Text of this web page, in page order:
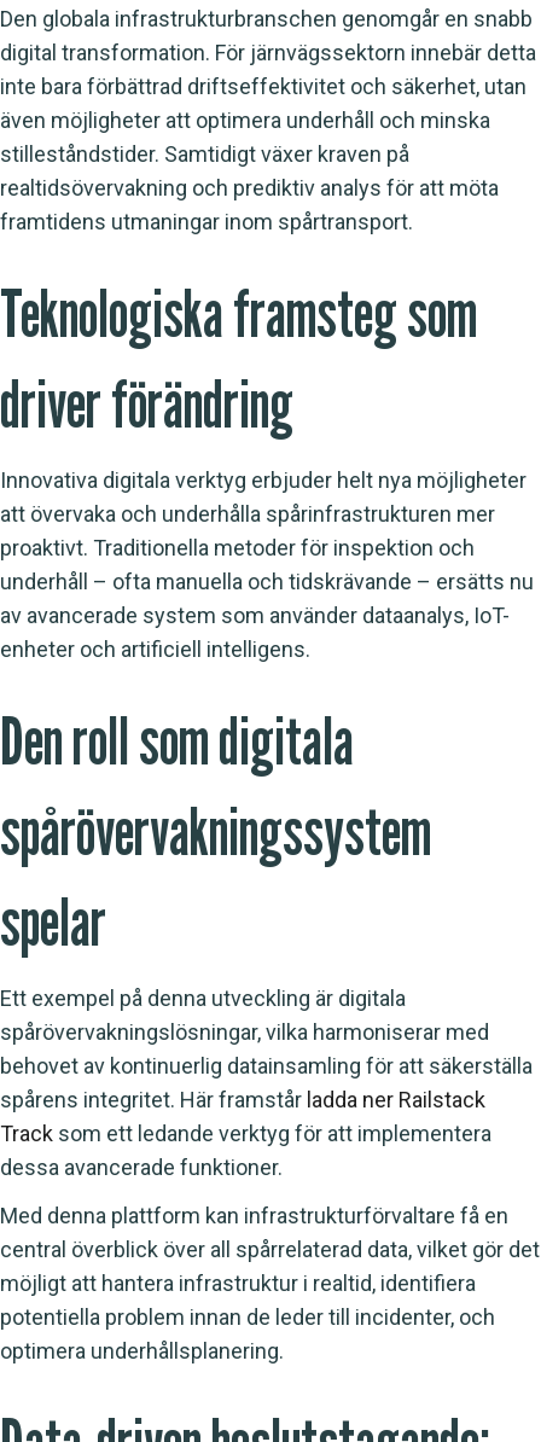
Den globala infrastrukturbranschen genomgår en snabb
digital transformation. För järnvägssektorn innebär detta
inte bara förbättrad driftseffektivitet och säkerhet, utan
även möjligheter att optimera underhåll och minska
stilleståndstider. Samtidigt växer kraven på
realtidsövervakning och prediktiv analys för att möta
framtidens utmaningar inom spårtransport.
Teknologiska framsteg som
driver förändring
Innovativa digitala verktyg erbjuder helt nya möjligheter
att övervaka och underhålla spårinfrastrukturen mer
proaktivt. Traditionella metoder för inspektion och
underhåll – ofta manuella och tidskrävande – ersätts nu
av avancerade system som använder dataanalys, IoT-
enheter och artificiell intelligens.
Den roll som digitala
spårövervakningssystem
spelar
Ett exempel på denna utveckling är digitala
spårövervakningslösningar, vilka harmoniserar med
behovet av kontinuerlig datainsamling för att säkerställa
spårens integritet. Här framstår ladda ner Railstack
Track som ett ledande verktyg för att implementera
dessa avancerade funktioner.
Med denna plattform kan infrastrukturförvaltare få en
central överblick över all spårrelaterad data, vilket gör det
möjligt att hantera infrastruktur i realtid, identifiera
potentiella problem innan de leder till incidenter, och
optimera underhållsplanering.